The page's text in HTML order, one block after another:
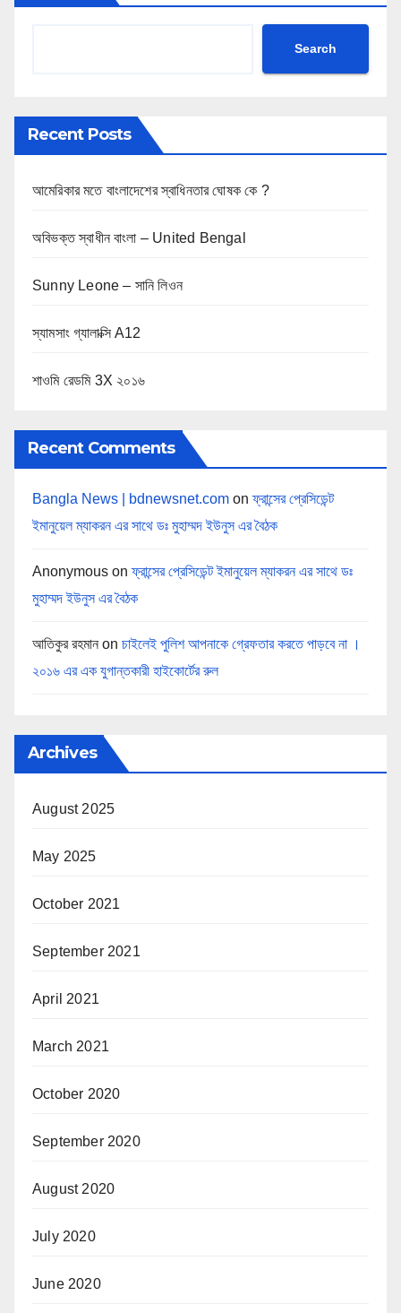
Search
Recent Posts
আমেরিকার মতে বাংলাদেশের স্বাধিনতার ঘোষক কে ?
অবিভক্ত স্বাধীন বাংলা – United Bengal
Sunny Leone – সানি লিওন
স্যামসাং গ্যালাক্সি A12
শাওমি রেডমি 3X ২০১৬
Recent Comments
Bangla News | bdnewsnet.com onফ্রান্সের প্রেসিডেন্ট
ইমানুয়েল ম্যাকরন এর সাথে ডঃ মুহাম্মদ ইউনুস এর বৈঠক
Anonymous onফ্রান্সের প্রেসিডেন্ট ইমানুয়েল ম্যাকরন এর সাথে ডঃ
মুহাম্মদ ইউনুস এর বৈঠক
আতিকুর রহমান on চাইলেই পুলিশ আপনাকে গ্রেফতার করতে পাড়বে না ।
২০১৬ এর এক যুগান্তকারী হাইকোর্টের রুল
Archives
August 2025
May 2025
October 2021
September 2021
April 2021
March 2021
October 2020
September 2020
August 2020
July 2020
June 2020